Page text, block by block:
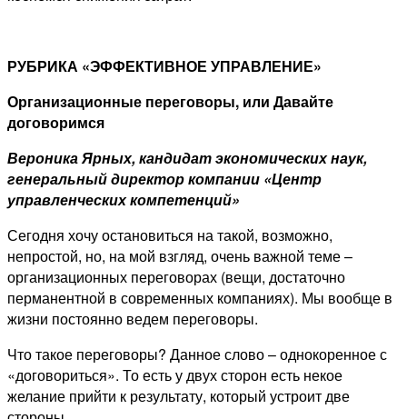
РУБРИКА «ЭФФЕКТИВНОЕ УПРАВЛЕНИЕ»
Организационные переговоры, или Давайте
договоримся
Вероника Ярных, кандидат экономических наук,
генеральный директор компании «Центр
управленческих компетенций»
Сегодня хочу остановиться на такой, возможно,
непростой, но, на мой взгляд, очень важной теме –
организационных переговорах (вещи, достаточно
перманентной в современных компаниях). Мы вообще в
жизни постоянно ведем переговоры.
Что такое переговоры? Данное слово – однокоренное с
«договориться». То есть у двух сторон есть некое
желание прийти к результату, который устроит две